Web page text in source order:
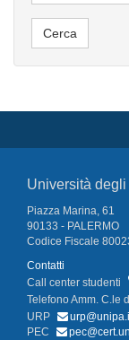
Università
Piazza Marina, 61
90133 - PALERMO
Codice Fiscale
Contatti
Call center studenti
Telefono Amm. C.le
URP
PEC